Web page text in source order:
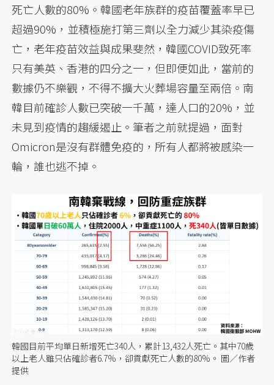
死亡人數的80%。韓國老年族群的疫苗覆蓋率早已
超過90%，並積極施打第三劑以全力減少其染疫傷
亡，老年疫苗效益與成果斐然，韓國COVID致死率
只有美英、香港的四分之一，但即便如此，當前的
數據仍不樂觀，不得不擴大火葬場容量至兩倍。南
韓目前確診人數已突破一千萬，達人口的20%，並
未見到疫情的趨緩遏止。筆者之前就提過，面對
Omicron是沒有群體免疫的，所有人都將被感染一
輪，誰也逃不掉。
韓國目前平均單日新增死亡340人，累計13,432人死亡。其中70歲
以上老人雖只佔確診者6.7%，卻貢獻死亡人數的80%。 圖／作者
提供